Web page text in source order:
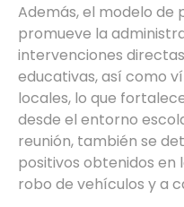
Además, el modelo de
promueve la
intervenciones
educativas, así como
locales, lo que
desde el entorno
reunión, también se
positivos obtenidos en
robo de vehículos y a